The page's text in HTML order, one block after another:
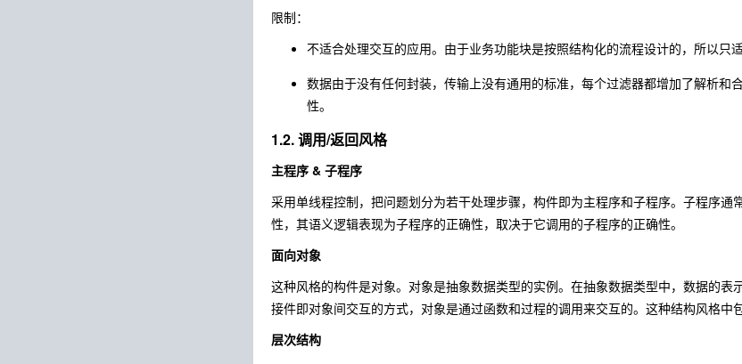
限制：
不适合处理交互的应用。由于业务功能块是按照结构化的流程设计的，所以只
数据由于没有任何封装，传输上没有通用的标准，每个过滤器都增加了解析
性。
1.2. 调用/返回风格
主程序 & 子程序
采用单线程控制，把问题划分为若干处理步骤，构件即为主程序和子程序。子程序
性，其语义逻辑表现为子程序的正确性，取决于它调用的子程序的正确性。
面向对象
这种风格的构件是对象。对象是抽象数据类型的实例。在抽象数据类型中，数据的
接件即对象间交互的方式，对象是通过函数和过程的调用来交互的。这种结构风格中
层次结构